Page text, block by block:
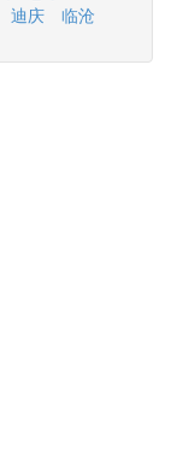
迪庆 临沧